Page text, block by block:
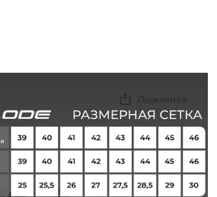
Поделиться